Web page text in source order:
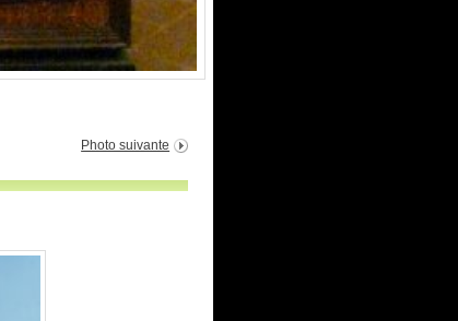
Photo suivante